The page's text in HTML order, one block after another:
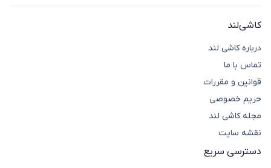
کاشی‌لند
درباره کاشی لند
تماس با ما
قوانین و مقررات
حریم خصوصی
مجله کاشی لند
نقشه سایت
دسترسی سریع